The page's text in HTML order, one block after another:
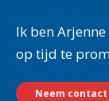
Ik ben
op tijd te
Neem